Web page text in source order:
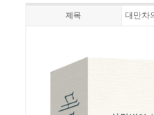
제목 대만차